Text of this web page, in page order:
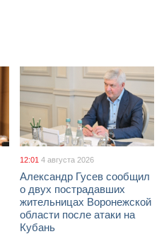
12:01 4 августа 2026
Александр Гусев сообщил
о двух пострадавших
жительницах Воронежской
области после атаки на
Кубань